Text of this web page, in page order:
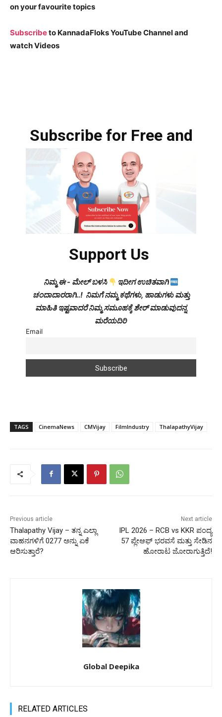
on your favourite topics
Subscribeto KannadaFloks YouTube Channel and
watch Videos
Subscribe for Free and
Support Us
ನಿಮ್ಮ ಈ - ಮೇಲ್ ಬಳಸಿ
ಇದೀಗ ಉಚಿತವಾಗಿ
ಚಂದಾದಾರರಾಗಿ..! ನಿಮಗೆ ನಮ್ಮ ಕಥೆಗಳು, ಹಾಡುಗಳು ಮತ್ತು
ಮಾಹಿತಿ ಇಷ್ಟವಾದರೆ ನಿಮ್ಮ ಸಮೂಹಕ್ಕೆ ಶೇರ್ ಮಾಡುವುದನ್ನ
ಮರೆಯದಿರಿ
Email
TAGS CinemaNews CMVijay FilmIndustry ThalapathyVijay
Previous article
Thalapathy Vijay – ತನ್ನ ಎಲ್ಲಾ
ವಾಹನಗಳಿಗೆ 0277 ಅನ್ನು ಏಕೆ
ಆರಿಸುತ್ತಾರೆ?
Next article
IPL 2026 – RCB vs KKR ಪಂದ್ಯ
57 ಪ್ಲೇಆಫ್ ಭರವಸೆ ಮತ್ತು ಸೇಡಿನ
ಹೋರಾಟ ಜೋರಾಗುತ್ತಿದೆ!
Global Deepika
RELATED ARTICLES